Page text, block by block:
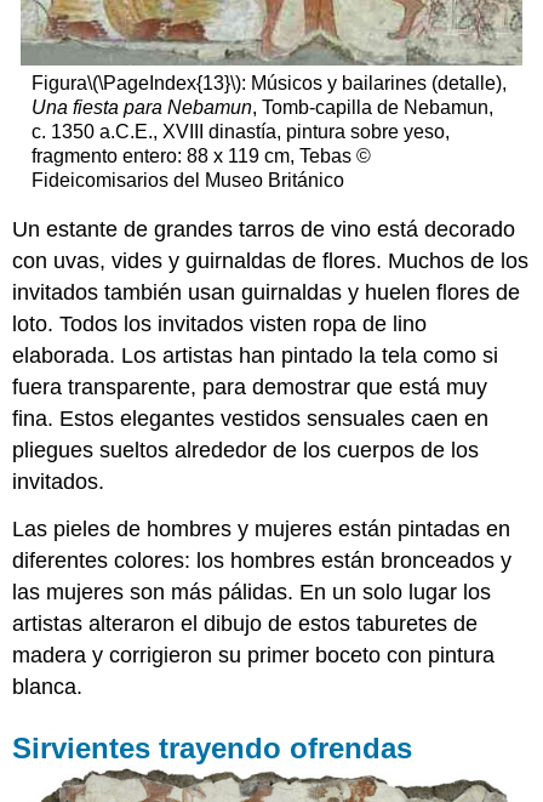
Figura\(\PageIndex{13}\): Músicos y bailarines (detalle),
Una fiesta para Nebamun, Tomb-capilla de Nebamun,
c. 1350 a.C.E., XVIII dinastía, pintura sobre yeso,
fragmento entero: 88 x 119 cm, Tebas ©
Fideicomisarios del Museo Británico
Un estante de grandes tarros de vino está decorado
con uvas, vides y guirnaldas de flores. Muchos de los
invitados también usan guirnaldas y huelen flores de
loto. Todos los invitados visten ropa de lino
elaborada. Los artistas han pintado la tela como si
fuera transparente, para demostrar que está muy
fina. Estos elegantes vestidos sensuales caen en
pliegues sueltos alrededor de los cuerpos de los
invitados.
Las pieles de hombres y mujeres están pintadas en
diferentes colores: los hombres están bronceados y
las mujeres son más pálidas. En un solo lugar los
artistas alteraron el dibujo de estos taburetes de
madera y corrigieron su primer boceto con pintura
blanca.
Sirvientes trayendo ofrendas